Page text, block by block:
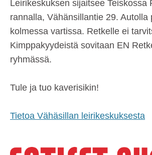
Leirikeskuksen sijaitsee Teiskossa
rannalla, Vähänsillantie 29. Autolla
kolmessa vartissa. Retkelle ei
Kimppakyydeistä sovitaan EN
ryhmässä.
Tule ja tuo kaverisikin!
Tietoa Vähäsillan leirikeskuksesta